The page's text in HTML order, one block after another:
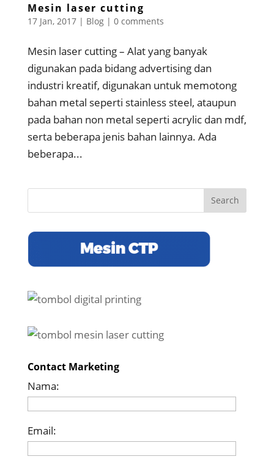
Mesin laser cutting
17 Jan, 2017| Blog| 0 comments
Mesin laser cutting – Alat yang banyak
digunakan pada bidang advertising dan
industri kreatif, digunakan untuk memotong
bahan metal seperti stainless steel, ataupun
pada bahan non metal seperti acrylic dan mdf,
serta beberapa jenis bahan lainnya. Ada
beberapa...
Contact Marketing
Nama:
Email: